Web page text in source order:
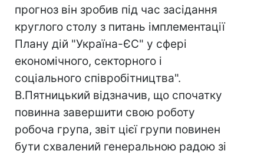
прогноз він зробив під час засідання
круглого столу з питань імплементації
Плану дій "Україна-ЄС" у сфері
економічного, секторного і
соціального співробітництва".
В.Пятницький відзначив, що спочатку
повинна завершити свою роботу
робоча група, звіт цієї групи повинен
бути схвалений генеральною радою зі